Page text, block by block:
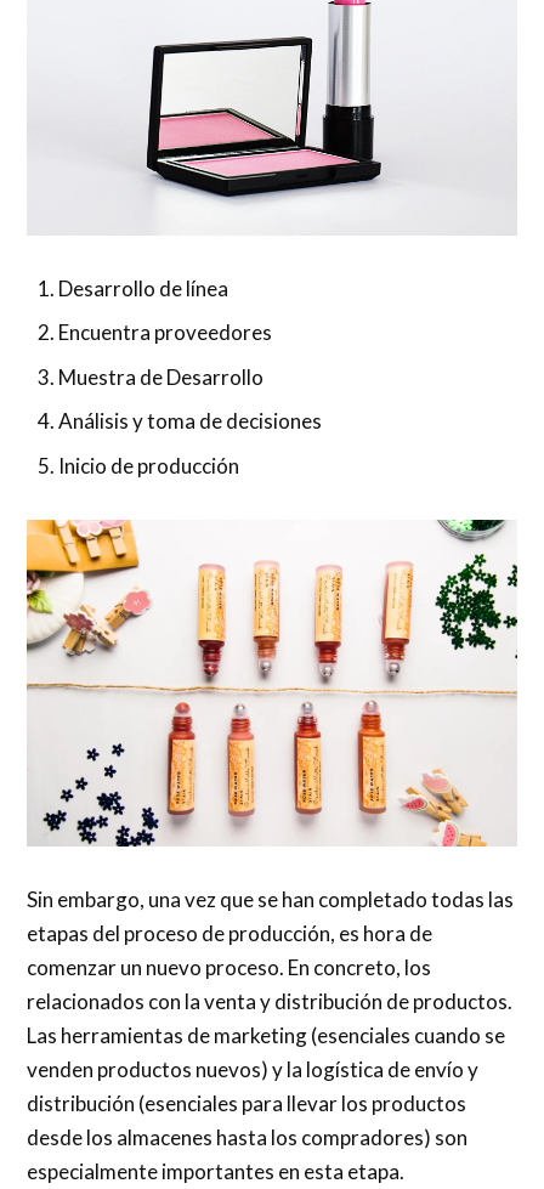
Desarrollo de línea
Encuentra proveedores
Muestra de Desarrollo
Análisis y toma de decisiones
Inicio de producción
Sin embargo, una vez que se han completado todas las
etapas del proceso de producción, es hora de
comenzar un nuevo proceso. En concreto, los
relacionados con la venta y distribución de productos.
Las herramientas de marketing (esenciales cuando se
venden productos nuevos) y la logística de envío y
distribución (esenciales para llevar los productos
desde los almacenes hasta los compradores) son
especialmente importantes en esta etapa.